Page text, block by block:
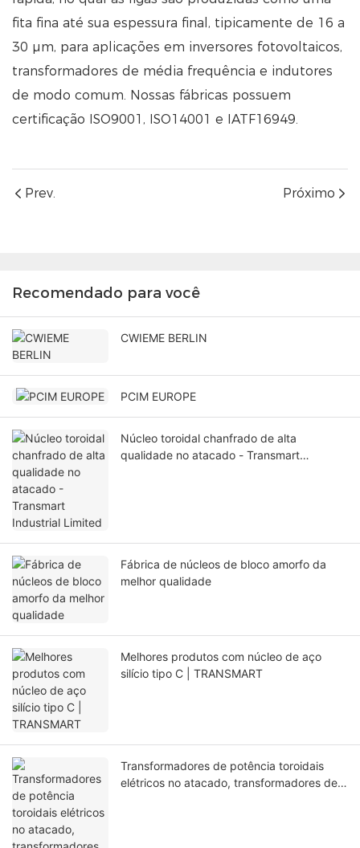
fita fina até sua espessura final, tipicamente de 16 a
30 μm, para aplicações em inversores fotovoltaicos,
transformadores de média frequência e indutores
de modo comum. Nossas fábricas possuem
certificação ISO9001, ISO14001 e IATF16949.
Prev. Próximo
Recomendado para você
CWIEME BERLIN
PCIM EUROPE
Núcleo toroidal chanfrado de alta
qualidade no atacado - Transmart
Fábrica de núcleos de bloco amorfo da
melhor qualidade
Melhores produtos com núcleo de aço
silício tipo C | TRANSMART
Transformadores de potência toroidais
elétricos no atacado, transformadores de